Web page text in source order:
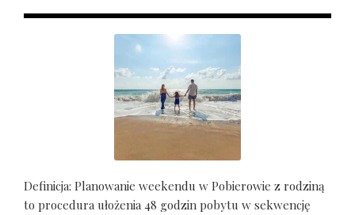
Definicja: Planowanie weekendu w Pobierowie z rodziną
to procedura ułożenia 48 godzin pobytu w sekwencję